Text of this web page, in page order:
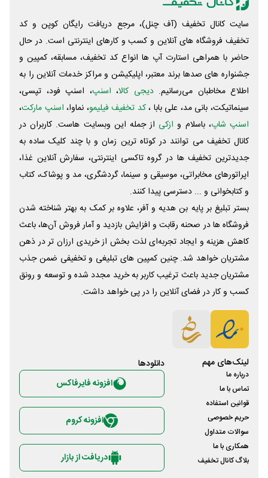
سایت کانال تخفیف (آف چنل)، مرجع دریافت رایگان کوپن و کد
تخفیف فروشگاه های آنلاین و کسب و‌ کارهای اینترنتی است. در حال
حاضر با همراهی استارت آپ ها انواع کد تخفیف، مسابقه، کمپین و
جشنواره های صدها برند معتبر، اپلیکیشن و مراکز خدمات آنلاین را به
اطلاع مخاطبان می‌رسانیم. دیجی کالا، اسنپ، اسنپ فود، تپسی،
سینماتیکت، بانی مد، علی‌ بابا ،کد تخفیف فیلیمو، نماوا، اسنپ مارکت،
اسنپ شاپ، باسلام و ازکی از جمله این وبسایت ‌هاست. کاربران در
کانال تخفیف می توانند در کوتاه ترین زمان و با چند کلیک ساده به
جدیدترین تخفیف ها در گروه تاکسی اینترنتی، سفارش آنلاین غذا،
اپراتورهای مخابراتی، موسیقی و سینما، گردشگری، مد و پوشاک، کتاب
و کتابخوانی و ... دسترسی پیدا کنند.
بستر تبلیغ بر پایه بن هدیه و آفر، علاوه بر کمک به بهتر شناخته شدن
فروشگاه ها در صحنه رقابت و افزایش بازدید و آمار فروش آن‌ها، باعث
کاهش هزینه و ایجاد تجربه‌ای لذت بخش از خریدی ارزان تر در ذهن
مشتریان خواهد شد. چنین کمپین های تبلیغی و تخفیفی ضمن جذب
مشتریان جدید باعث ترغیب کاربر به خرید مجدد شده و توسعه و رونق
کسب و کار در فضای آنلاین را در پی خواهد داشت.
لینک‌های مهم
درباره ما
تماس با ما
قوانین استفاده
حریم خصوصی
سوالات متداول
همکاری با ما
بلاگ کانال تخفیف
دانلود‌ها
افزونه فایرفاکس
افزونه کروم
دریافت از بازار